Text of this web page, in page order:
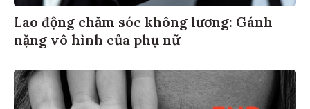
Lao động chăm sóc không lương: Gánh
nặng vô hình của phụ nữ